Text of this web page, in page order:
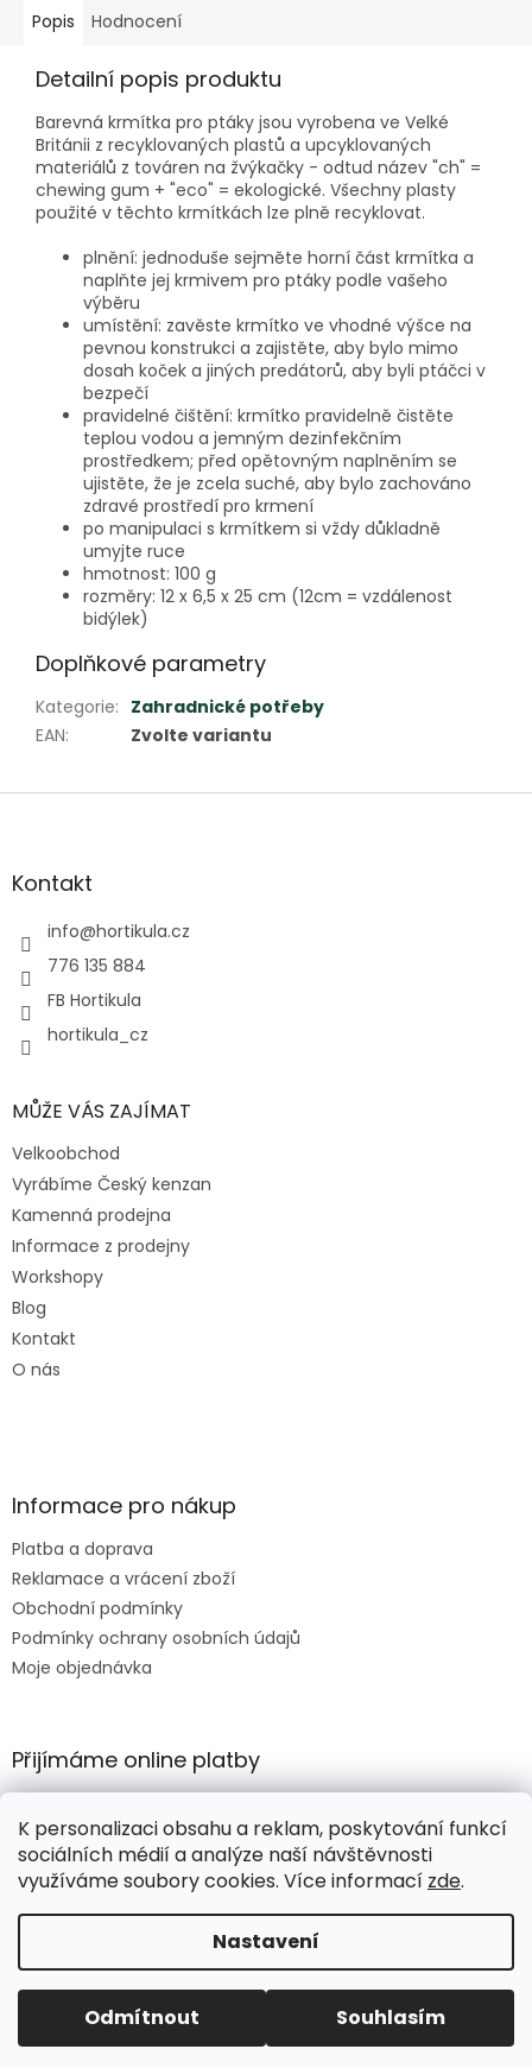
K personalizaci obsahu a reklam, poskytování funkcí
sociálních médií a analýze naší návštěvnosti
využíváme soubory cookies. Více informací zde.
Nastavení
Odmítnout Souhlasím
Popis Hodnocení
Detailní popis produktu
Barevná krmítka pro ptáky jsou vyrobena ve Velké
Británii z recyklovaných plastů a upcyklovaných
materiálů z továren na žvýkačky - odtud název "ch" =
chewing gum + "eco" = ekologické. Všechny plasty
použité v těchto krmítkách lze plně recyklovat.
plnění: jednoduše sejměte horní část krmítka a
naplňte jej krmivem pro ptáky podle vašeho
výběru
umístění: zavěste krmítko ve vhodné výšce na
pevnou konstrukci a zajistěte, aby bylo mimo
dosah koček a jiných predátorů, aby byli ptáčci v
bezpečí
pravidelné čištění: krmítko pravidelně čistěte
teplou vodou a jemným dezinfekčním
prostředkem; před opětovným naplněním se
ujistěte, že je zcela suché, aby bylo zachováno
zdravé prostředí pro krmení
po manipulaci s krmítkem si vždy důkladně
umyjte ruce
hmotnost: 100 g
rozměry: 12 x 6,5 x 25 cm (12cm = vzdálenost
bidýlek)
Doplňkové parametry
Kategorie: Zahradnické potřeby
EAN: Zvolte variantu
Z
aKontakt
info@hortikula.cz
776 135 884
FB Hortikula
hortikula_cz
MŮŽE VÁS ZAJÍMAT
Velkoobchod
Vyrábíme Český kenzan
Kamenná prodejna
Informace z prodejny
Workshopy
Blog
Kontakt
O nás
Informace pro nákup
Platba a doprava
Reklamace a vrácení zboží
Obchodní podmínky
Podmínky ochrany osobních údajů
Moje objednávka
Přijímáme online platby
Vytvořil Shoptet
Copyright 2026HORTIKULA. Všechna práva vyhrazena.
Upravit nastavení cookies